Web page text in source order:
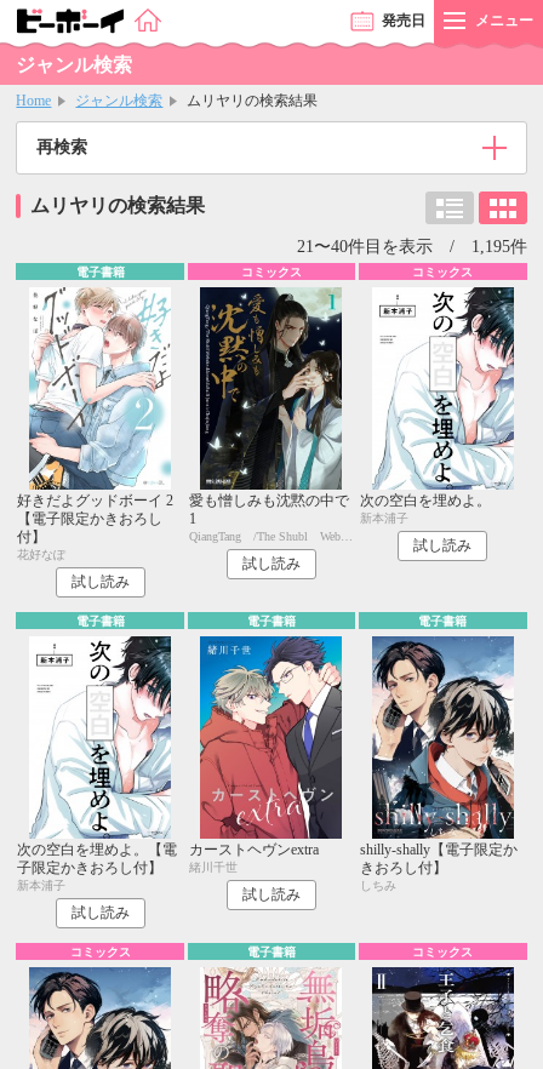
発売日 メニュー
ジャンル検索
Home ジャンル検索 ムリヤリの検索結果
再検索
ムリヤリの検索結果
21〜40件目を表示 / 1,195件
電子書籍
好きだよグッドボーイ 2
【電子限定かきおろし
付】
花好なぽ
試し読み
コミックス
愛も憎しみも沈黙の中で
1
QiangTang /The Shubl Website+kkworld+BailiJunxi+Chujiujiang
試し読み
コミックス
次の空白を埋めよ。
新本浦子
試し読み
電子書籍
次の空白を埋めよ。【電
子限定かきおろし付】
新本浦子
試し読み
電子書籍
カーストヘヴンextra
緒川千世
試し読み
電子書籍
shilly-shally【電子限定か
きおろし付】
しちみ
コミックス 電子書籍 コミックス